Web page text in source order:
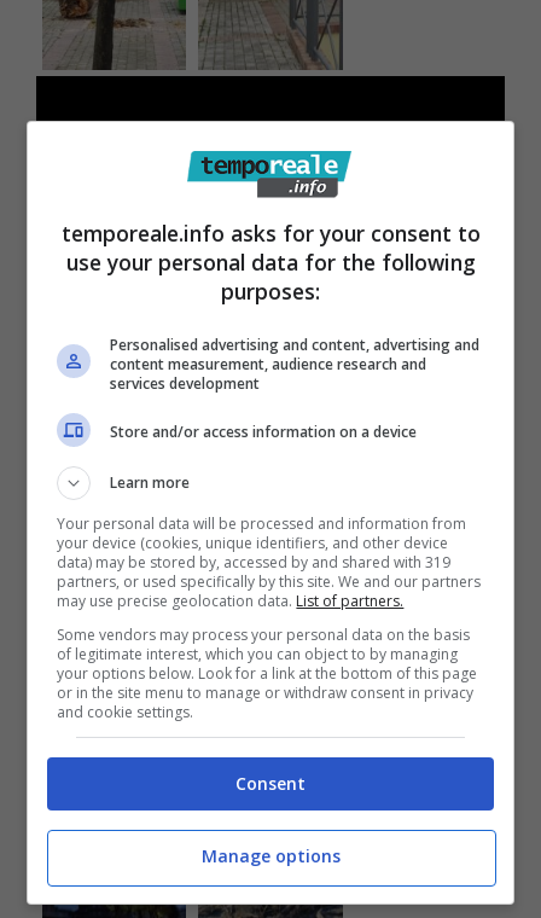
temporeale.info asks for your consent to
use your personal data for the following
purposes:
Personalised advertising and content, advertising and
content measurement, audience research and
services development
Store and/or access information on a device
Learn more
Your personal data will be processed and information from
your device (cookies, unique identifiers, and other device
data) may be stored by, accessed by and shared with 319
partners, or used specifically by this site. We and our partners
may use precise geolocation data. List of partners.
Some vendors may process your personal data on the basis
of legitimate interest, which you can object to by managing
your options below. Look for a link at the bottom of this page
or in the site menu to manage or withdraw consent in privacy
and cookie settings.
Consent
Manage options